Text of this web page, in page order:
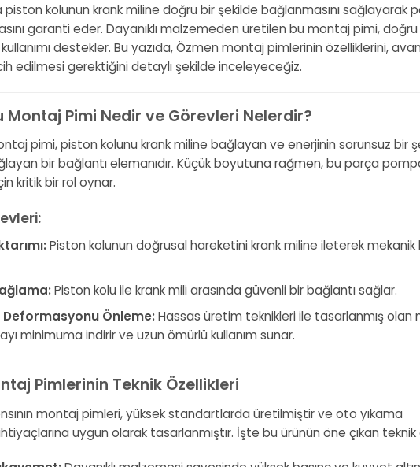
kolunun krank miline doğru bir şekilde bağlanmasını sağlayarak
garanti eder. Dayanıklı malzemeden üretilen bu montaj pimi,
destekler. Bu yazıda, Özmen montaj pimlerinin özelliklerini,
edilmesi gerektiğini detaylı şekilde inceleyeceğiz.
Montaj Pimi Nedir ve Görevleri Nelerdir?
pimi, piston kolunu krank miline bağlayan ve enerjinin sorunsuz bir
bir bağlantı elemanıdır. Küçük boyutuna rağmen, bu parça
kritik bir rol oynar.
Piston kolunun doğrusal hareketini krank miline ileterek
Piston kolu ile krank mili arasında güvenli bir bağlantı sağlar.
Deformasyonu Önleme:Hassas üretim teknikleri ile tasarlanmış olan
minimuma indirir ve uzun ömürlü kullanım sunar.
Pimlerinin Teknik Özellikleri
montaj pimleri, yüksek standartlarda üretilmiştir ve oto yıkama
uygun olarak tasarlanmıştır. İşte bu ürünün öne çıkan teknik